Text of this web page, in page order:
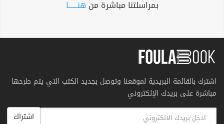
بمراسلتنا مباشرة من هنــــــا
اشترك بالقائمة البريدية لموقعنا وتوصل بجديد الكتب التي يتم طرحها
مباشرة على بريدك الإلكتروني
اشتراك